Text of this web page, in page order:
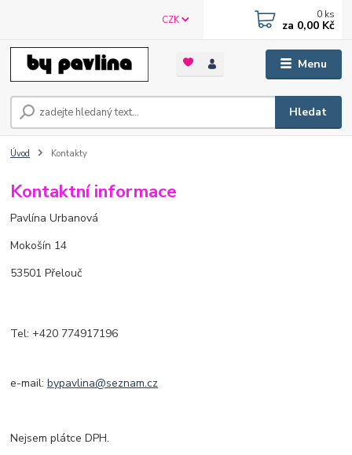
Menu
CZK
Hledat
0 ks
za 0,00 Kč
Úvod Kontakty
Kontaktní informace
Pavlína Urbanová
Mokošín 14
53501 Přelouč
Tel: +420 774917196
e-mail:bypavlina@seznam.cz
Nejsem plátce DPH.